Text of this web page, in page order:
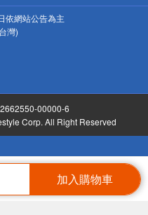
加入購物車
依網站公告為主
灣)
00000-6
Corp. All Right Reserved